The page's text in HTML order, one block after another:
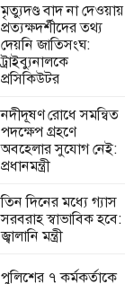
মৃত্যুদণ্ড বাদ না দেওয়ায়
প্রত্যক্ষদর্শীদের তথ্য
দেয়নি জাতিসংঘ:
ট্রাইব্যুনালকে
প্রসিকিউটর
নদীদূষণ রোধে সমন্বিত
পদক্ষেপ গ্রহণে
অবহেলার সুযোগ নেই:
প্রধানমন্ত্রী
তিন দিনের মধ্যে গ্যাস
সরবরাহ স্বাভাবিক হবে:
জ্বালানি মন্ত্রী
পুলিশের ৭ কর্মকর্তাকে